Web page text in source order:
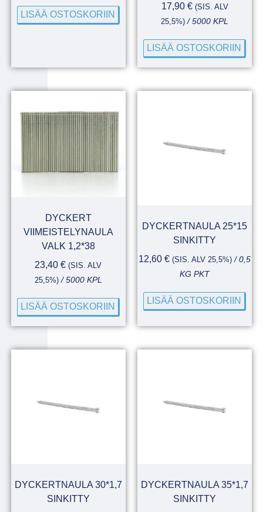
LISÄÄ OSTOSKORIIN
17,90 € (SIS. ALV
25,5%) / 5000 KPL
LISÄÄ OSTOSKORIIN
DYCKERT
VIIMEISTELYNAULA
VALK 1,2*38
23,40€ (SIS. ALV
25,5%)/ 5000 KPL
LISÄÄ OSTOSKORIIN
DYCKERTNAULA 25*15
SINKITTY
12,60€ (SIS. ALV 25,5%) / 0,5
KG PKT
LISÄÄ OSTOSKORIIN
DYCKERTNAULA 30*1,7
SINKITTY
DYCKERTNAULA 35*1,7
SINKITTY